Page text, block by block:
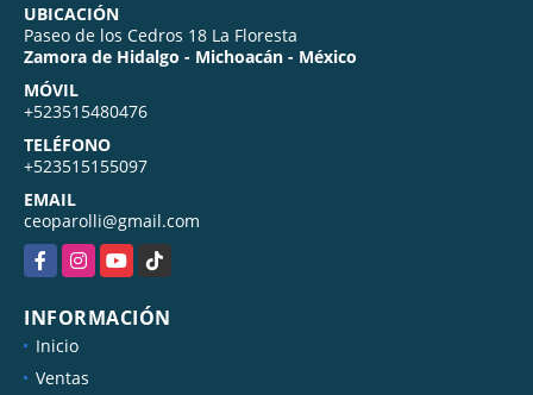
UBICACIÓN
Paseo de los Cedros 18 La Floresta
Zamora de Hidalgo - Michoacán - México
MÓVIL
+523515480476
TELÉFONO
+523515155097
EMAIL
ceoparolli@gmail.com
FacebookInstagramYouTubeTikTok
INFORMACIÓN
Inicio
Ventas